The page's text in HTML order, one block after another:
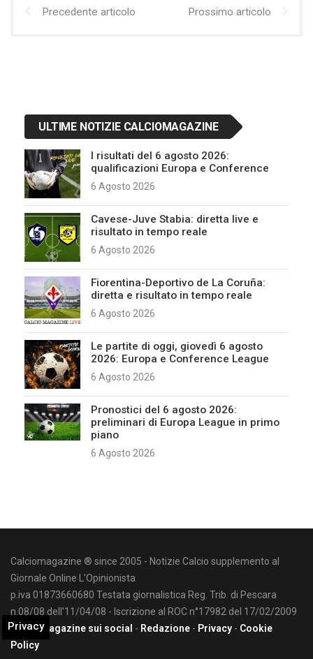
Precedente articolo Prossimo articolo
ULTIME NOTIZIE CALCIOMAGAZINE
I risultati del 6 agosto 2026:
qualificazioni Europa e Conference
6 Agosto 2026
Cavese-Juve Stabia: diretta live e
risultato in tempo reale
6 Agosto 2026
Fiorentina-Deportivo de La Coruña:
diretta e risultato in tempo reale
6 Agosto 2026
Le partite di oggi, giovedì 6 agosto
2026: Europa e Conference League
6 Agosto 2026
Pronostici del 6 agosto 2026:
preliminari di Europa League in primo
piano
6 Agosto 2026
Calciomagazine ® since 2005 - Notizie Calcio supplemento al
Giornale Online L'Opinionista
p.iva 01873660680 Testata giornalistica Reg. Trib. di Pescara
n.08/08 dell'11/04/08 - Iscrizione al ROC n°17982 del 17/02/2009
Calciomagazine sui social - Redazione - Privacy - Cookie
Policy
Privacy